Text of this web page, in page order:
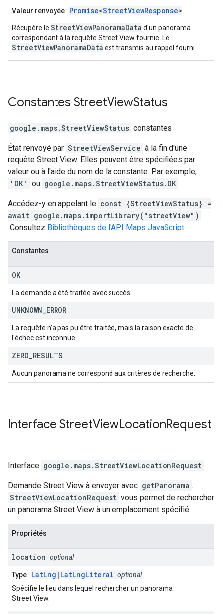
Valeur renvoyée: Promise<StreetViewResponse>
Récupère le StreetViewPanoramaData d'un panorama
correspondant à la requête Street View fournie. Le
StreetViewPanoramaData est transmis au rappel fourni.
Constantes StreetViewStatus
google.maps.StreetViewStatus constantes
État renvoyé par StreetViewService à la fin d'une
requête Street View. Elles peuvent être spécifiées par
valeur ou à l'aide du nom de la constante. Par exemple,
'OK'
ou google.maps.StreetViewStatus.OK .
Accédez-y en appelant le const {StreetViewStatus} =
await google.maps.importLibrary("streetView") .
Consultez Bibliothèques de l'API Maps JavaScript.
Constantes
OK
La demande a été traitée avec succès.
UNKNOWN ERROR
La requête n'a pas pu être traitée, mais la raison exacte de
l'échec est inconnue.
ZERO RESULTS
Aucun panorama ne correspond aux critères de recherche.
Interface StreetViewLocationRequest
Interface google.maps.StreetViewLocationRequest
Demande Street View à envoyer avec getPanorama .
StreetViewLocationRequest vous permet de rechercher
un panorama Street View à un emplacement spécifié.
Propriétés
location optional
Type: LatLng | LatLngLiteral optional
Spécifie le lieu dans lequel rechercher un panorama
Street View.